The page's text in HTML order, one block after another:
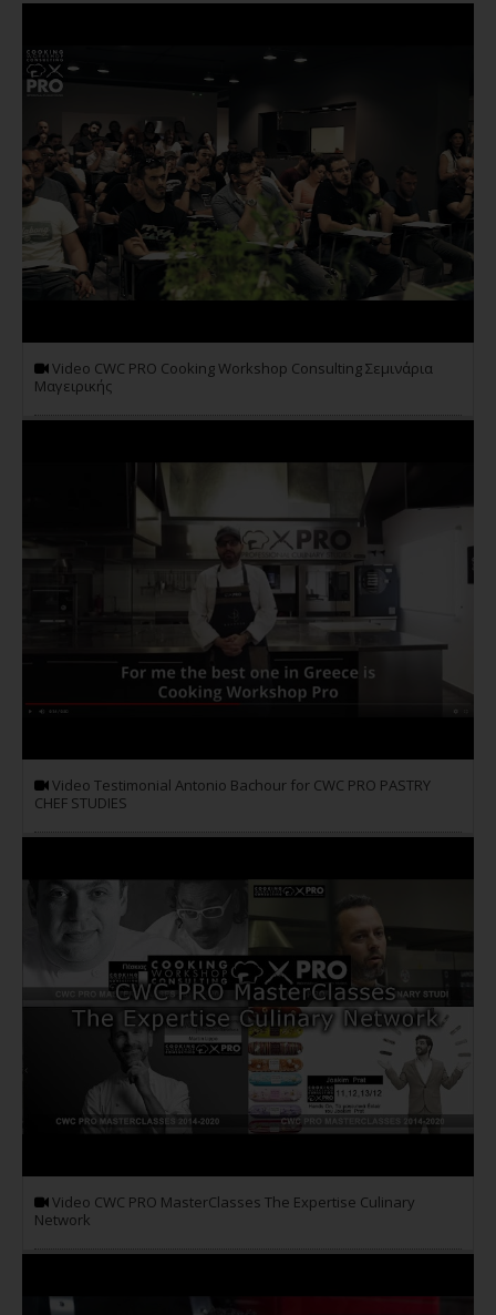
Video CWC PRO Cooking Workshop Consulting Σεμινάρια
Μαγειρικής
Video Testimonial Antonio Bachour for CWC PRO PASTRY
CHEF STUDIES
Video CWC PRO MasterClasses The Expertise Culinary
Network